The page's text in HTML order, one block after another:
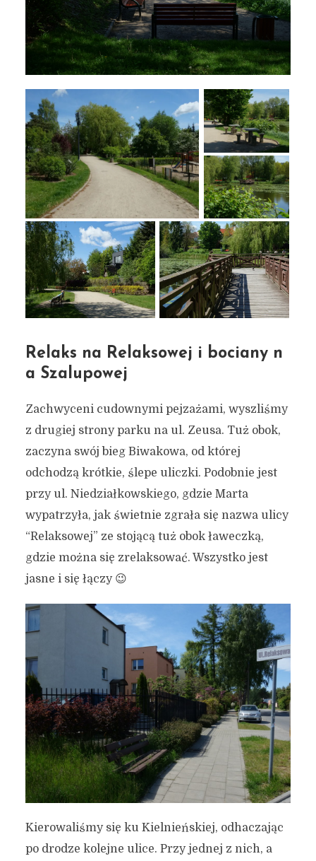
Relaks na Relaksowej i bociany n
a Szalupowej
Zachwyceni cudownymi pejzażami, wyszliśmy
z drugiej strony parku na ul. Zeusa. Tuż obok,
zaczyna swój bieg Biwakowa, od której
odchodzą krótkie, ślepe uliczki. Podobnie jest
przy ul. Niedziałkowskiego, gdzie Marta
wypatrzyła, jak świetnie zgrała się nazwa ulicy
“Relaksowej” ze stojącą tuż obok ławeczką,
gdzie można się zrelaksować. Wszystko jest
jasne i się łączy 😉
Kierowaliśmy się ku Kielnieńskiej, odhaczając
po drodze kolejne ulice. Przy jednej z nich, a